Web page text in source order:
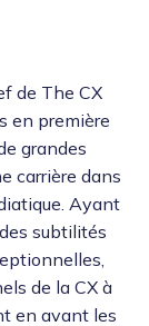
de The CX
en première
grandes
carrière dans
Ayant
subtilités
de la CX à
en avant les